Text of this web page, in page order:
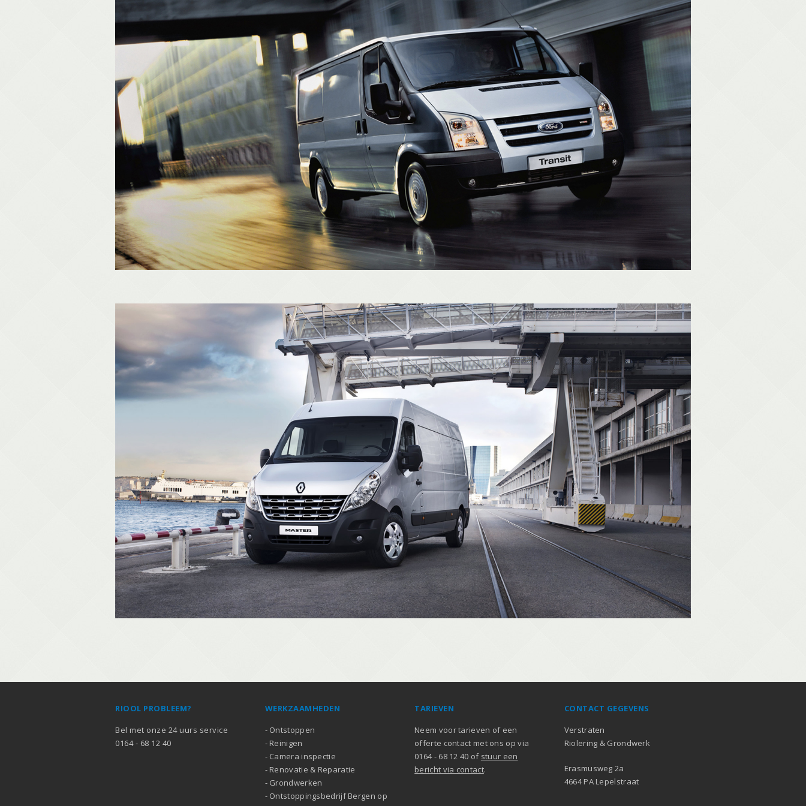
RIOOL PROBLEEM?
Bel met onze 24 uurs service
0164 - 68 12 40
WERKZAAMHEDEN
- Ontstoppen
- Reinigen
- Camera inspectie
- Renovatie & Reparatie
- Grondwerken
- Ontstoppingsbedrijf Bergen op
TARIEVEN
Neem voor tarieven of een
offerte contact met ons op via
0164 - 68 12 40 of stuur een
bericht via contact.
CONTACT GEGEVENS
Verstraten
Riolering & Grondwerk
Erasmusweg 2a
4664 PA Lepelstraat